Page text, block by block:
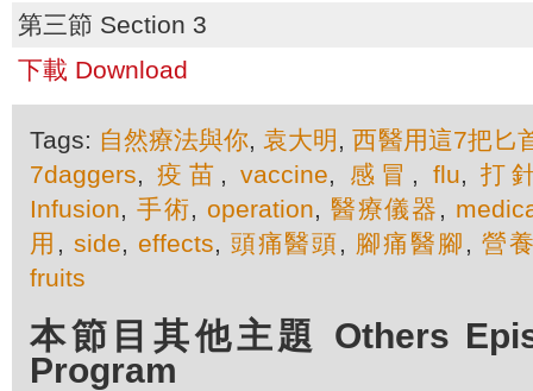
第三節 Section 3
下載 Download
Tags: 自然療法與你,袁大明 ,西醫用這7把匕
7daggers,疫苗 ,vaccine, 感冒 , flu,打
Infusion, 手術,operation, 醫療儀器 ,
用 , side, effects, 頭痛醫頭, 腳痛醫腳 , 營
fruits
本節目其他主題 Others
Program